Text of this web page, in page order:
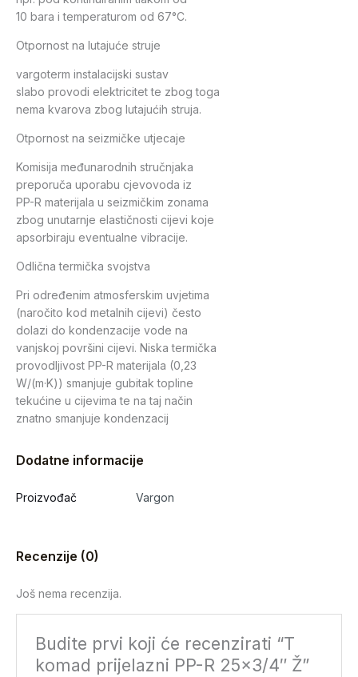
10 bara i temperaturom od 67°C.
Otpornost na lutajuće struje
vargoterm instalacijski sustav
slabo provodi elektricitet te zbog toga
nema kvarova zbog lutajućih struja.
Otpornost na seizmičke utjecaje
Komisija međunarodnih stručnjaka
preporuča uporabu cjevovoda iz
PP-R materijala u seizmičkim zonama
zbog unutarnje elastičnosti cijevi koje
apsorbiraju eventualne vibracije.
Odlična termička svojstva
Pri određenim atmosferskim uvjetima
(naročito kod metalnih cijevi) često
dolazi do kondenzacije vode na
vanjskoj površini cijevi. Niska termička
provodljivost PP-R materijala (0,23
W/(m·K)) smanjuje gubitak topline
tekućine u cijevima te na taj način
znatno smanjuje kondenzacij
Dodatne informacije
Proizvođač Vargon
Recenzije (0)
Još nema recenzija.
Budite prvi koji će recenzirati “T
komad prijelazni PP-R 25×3/4″ Ž”